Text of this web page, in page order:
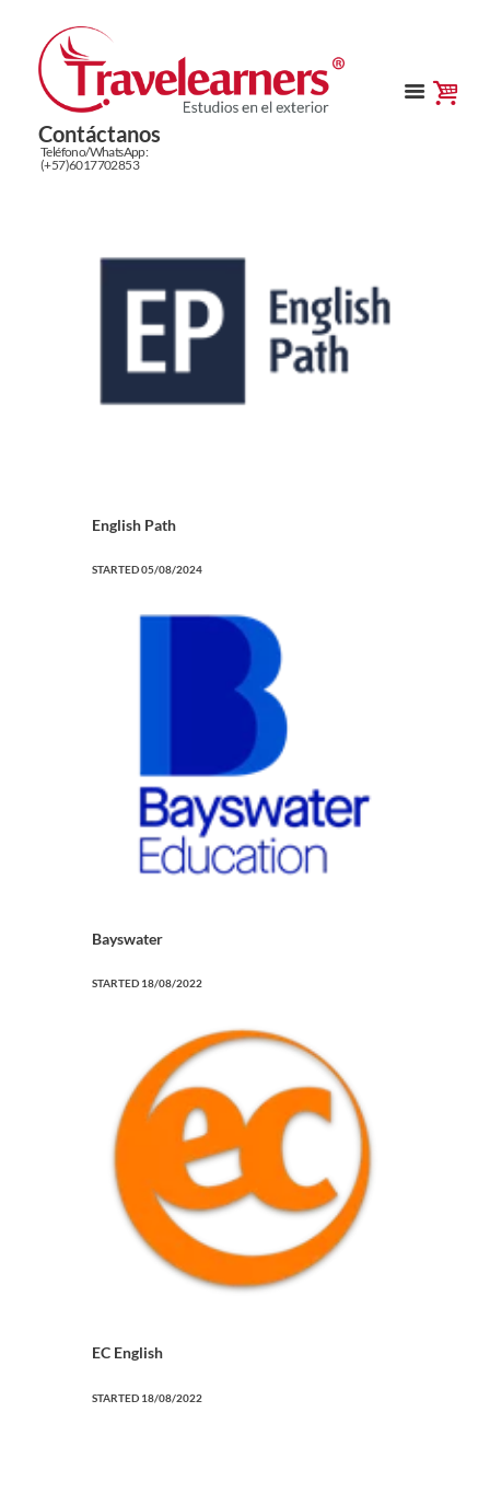
Contáctanos
Teléfono/WhatsApp:
(+57)6017702853
English Path
STARTED05/08/2024
Bayswater
STARTED18/08/2022
EC English
STARTED18/08/2022